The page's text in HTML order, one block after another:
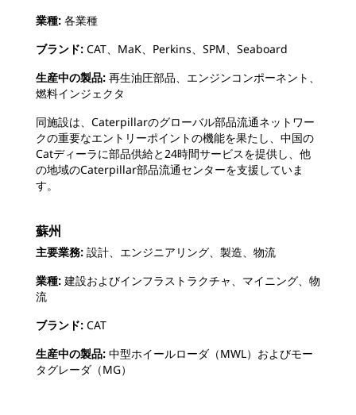
業種: 各業種
ブランド: CAT、MaK、Perkins、SPM、Seaboard
生産中の製品: 再生油圧部品、エンジンコンポーネント、
燃料インジェクタ
同施設は、Caterpillarのグローバル部品流通ネットワー
クの重要なエントリーポイントの機能を果たし、中国の
Catディーラに部品供給と24時間サービスを提供し、他
の地域のCaterpillar部品流通センターを支援していま
す。
蘇州
主要業務: 設計、エンジニアリング、製造、物流
業種: 建設およびインフラストラクチャ、マイニング、物
流
ブランド: CAT
生産中の製品: 中型ホイールローダ（MWL）およびモー
タグレーダ（MG）